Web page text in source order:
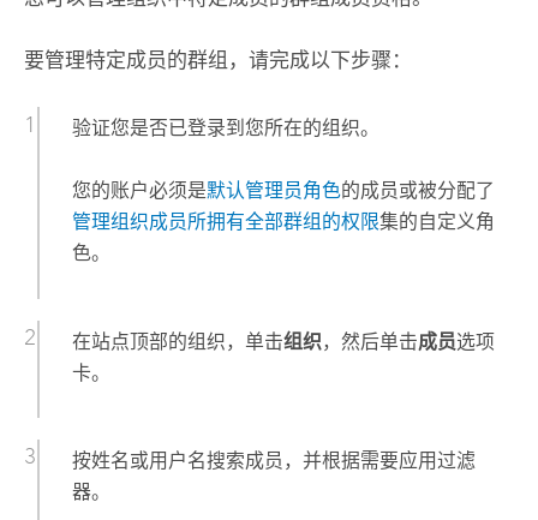
要管理特定成员的群组，请完成以下步骤：
验证您是否已登录到您所在的组织。
您的账户必须是默认管理员角色的成员或被分配了
管理组织成员所拥有全部群组的权限集的自定义角
色。
在站点顶部的组织，单击组织，然后单击成员选项
卡。
按姓名或用户名搜索成员，并根据需要应用过滤
器。